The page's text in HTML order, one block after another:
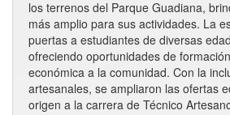
los terrenos del Parque Guadiana,
más amplio para sus actividades. La
puertas a estudiantes de diversas
ofreciendo oportunidades de
económica a la comunidad. Con la
artesanales, se ampliaron las ofertas
origen a la carrera de Técnico